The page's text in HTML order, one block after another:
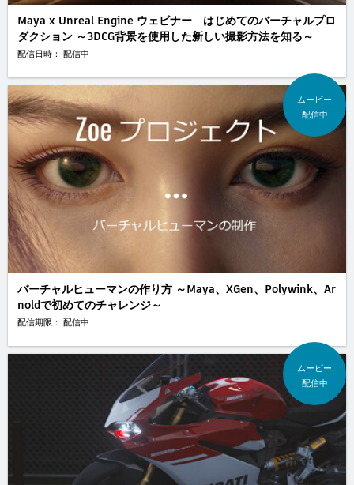
Maya x Unreal Engine ウェビナー はじめてのバーチャルプロ
ダクション ～3DCG背景を使用した新しい撮影方法を知る～
配信日時： 配信中
ムービー
配信中
バーチャルヒューマンの作り方 ～Maya、XGen、Polywink、Ar
noldで初めてのチャレンジ～
配信期限： 配信中
ムービー
配信中